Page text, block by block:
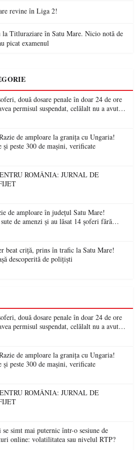
revine în Liga 2!
Titluraziare în Satu Mare. Nicio notă de
picat examenul
două dosare penale în doar 24 de ore
permisul suspendat, celălalt nu a avut
de amploare la granița cu Ungaria!
și peste 300 de mașini, verificate
ROMÂNIA: JURNAL DE
de amploare în județul Satu Mare!
de amenzi și au lăsat 14 șoferi fără
zi
beat criță, prins în trafic la Satu Mare!
descoperită de polițiști
două dosare penale în doar 24 de ore
permisul suspendat, celălalt nu a avut
de amploare la granița cu Ungaria!
și peste 300 de mașini, verificate
ROMÂNIA: JURNAL DE
se simt mai puternic într-o sesiune de
online: volatilitatea sau nivelul RTP?